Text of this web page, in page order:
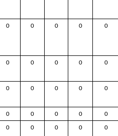
0 0 0 0 0
0 0 0 0 0
0 0 0 0 0
0 0 0 0 0
0 0 0 0 0